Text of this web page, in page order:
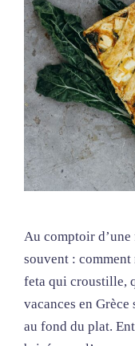
Au comptoir
souvent :
feta qui croustille,
vacances en Grèce
au fond du plat.